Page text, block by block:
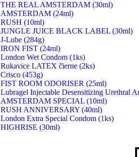
THE REAL AMSTERDAM (30ml)
AMSTERDAM (24ml)
RUSH (10ml)
JUNGLE JUICE BLACK LABEL (30ml)
J-Lube (284g)
IRON FIST (24ml)
London Wet Condom (1ks)
Rukavice LATEX čierne (2ks)
Crisco (453g)
FIST ROOM ODORISER (25ml)
Lubragel Injectable Desensitizing Urethral
AMSTERDAM SPECIAL (10ml)
RUSH ANNIVERSARY (40ml)
London Extra Special Condom (1ks)
HIGHRISE (30ml)